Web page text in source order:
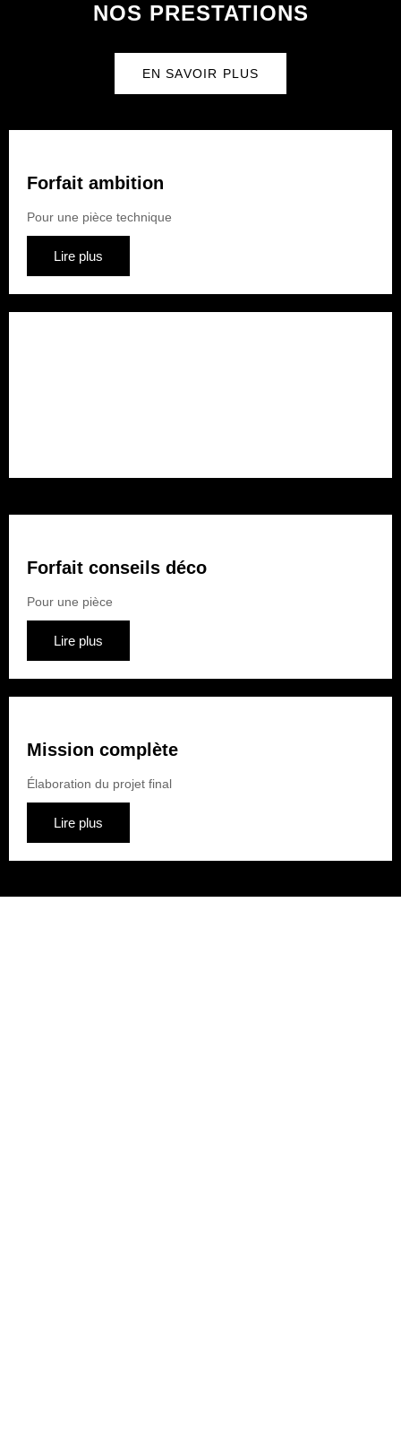
NOS PRESTATIONS
EN SAVOIR PLUS
Forfait ambition
Pour une pièce technique
Lire plus
Forfait conseils déco
Pour une pièce
Lire plus
Mission complète
Élaboration du projet final
Lire plus